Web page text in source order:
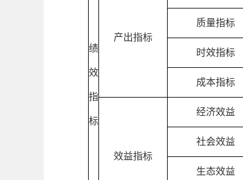
绩
效
指
标
产出指标
质量指标
时效指标
成本指标
效益指标
经济效益
社会效益
生态效益